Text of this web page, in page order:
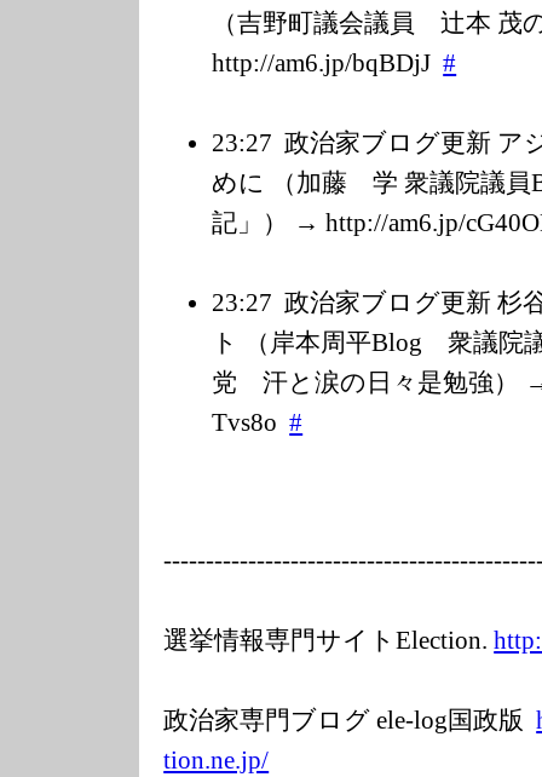
（吉野町議会議員 辻本 茂
http://am6.jp/bqBDjJ #
23:27 政治家ブログ更新 ア
めに （加藤 学 衆議院議員
記」） → http://am6.jp/c
23:27 政治家ブログ更新 杉
ト （岸本周平Blog 衆議
党 汗と涙の日々是勉強）
Tvs8o #
---------------------------------------
選挙情報専門サイトElection.
政治家専門ブログ ele-log国政版
tion.ne.jp/